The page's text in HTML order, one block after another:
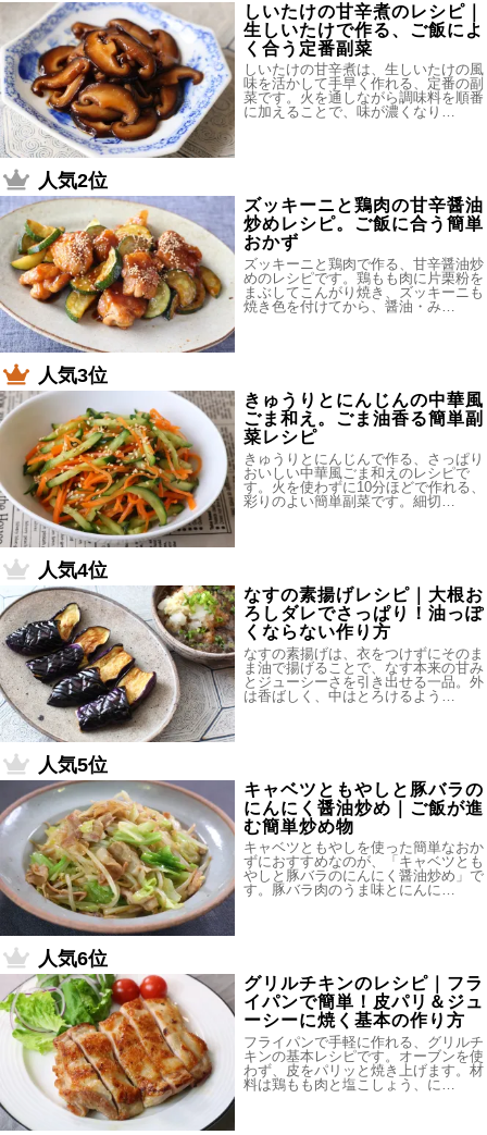
しいたけの甘辛煮のレシピ｜
生しいたけで作る、ご飯によ
く合う定番副菜
しいたけの甘辛煮は、生しいたけの風
味を活かして手早く作れる、定番の副
菜です。火を通しながら調味料を順番
に加えることで、味が濃くなり…
人気2位
ズッキーニと鶏肉の甘辛醤油
炒めレシピ。ご飯に合う簡単
おかず
ズッキーニと鶏肉で作る、甘辛醤油炒
めのレシピです。鶏もも肉に片栗粉を
まぶしてこんがり焼き、ズッキーニも
焼き色を付けてから、醤油・み…
人気3位
きゅうりとにんじんの中華風
ごま和え。ごま油香る簡単副
菜レシピ
きゅうりとにんじんで作る、さっぱり
おいしい中華風ごま和えのレシピで
す。火を使わずに10分ほどで作れる、
彩りのよい簡単副菜です。細切…
人気4位
なすの素揚げレシピ｜大根お
ろしダレでさっぱり！油っぽ
くならない作り方
なすの素揚げは、衣をつけずにそのま
ま油で揚げることで、なす本来の甘み
とジューシーさを引き出せる一品。外
は香ばしく、中はとろけるよう…
人気5位
キャベツともやしと豚バラの
にんにく醤油炒め｜ご飯が進
む簡単炒め物
キャベツともやしを使った簡単なおか
ずにおすすめなのが、「キャベツとも
やしと豚バラのにんにく醤油炒め」で
す。豚バラ肉のうま味とにんに…
人気6位
グリルチキンのレシピ｜フラ
イパンで簡単！皮パリ＆ジュ
ーシーに焼く基本の作り方
フライパンで手軽に作れる、グリルチ
キンの基本レシピです。オーブンを使
わず、皮をパリッと焼き上げます。材
料は鶏もも肉と塩こしょう、に…